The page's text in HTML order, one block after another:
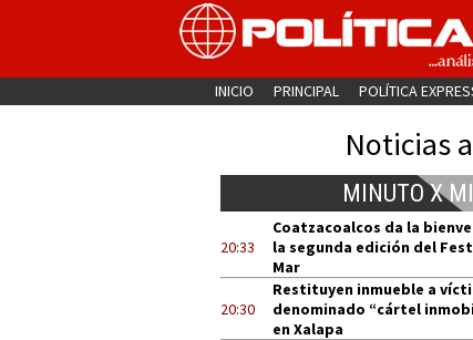
INICIO PRINCIPAL POLÍTICA
Noticias
MINUTO X
20:33
Coatzacoalcos da la
la segunda edición del
Mar
20:30
Restituyen inmueble a
denominado “cártel
en Xalapa